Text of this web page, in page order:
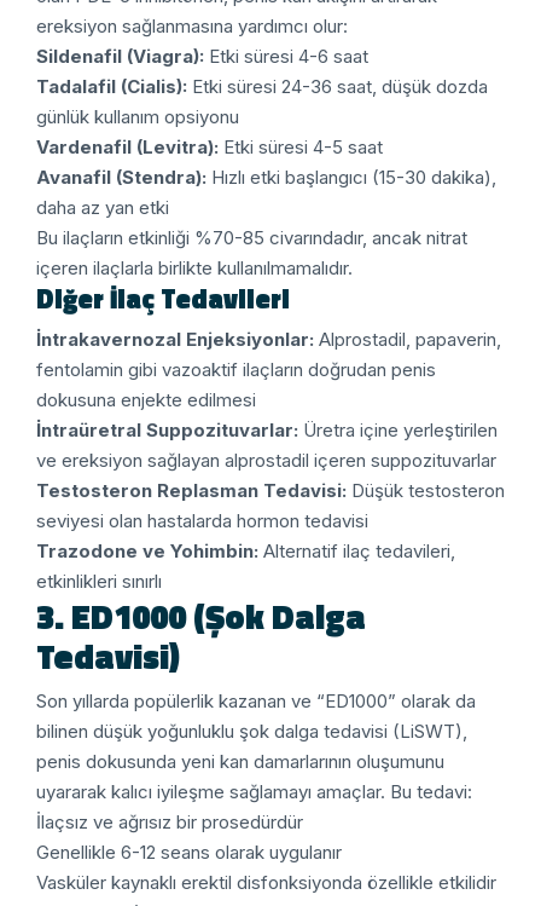
ereksiyon sağlanmasına yardımcı olur:
Sildenafil (Viagra): Etki süresi 4-6 saat
Tadalafil (Cialis): Etki süresi 24-36 saat, düşük dozda
günlük kullanım opsiyonu
Vardenafil (Levitra): Etki süresi 4-5 saat
Avanafil (Stendra): Hızlı etki başlangıcı (15-30 dakika),
daha az yan etki
Bu ilaçların etkinliği %70-85 civarındadır, ancak nitrat
içeren ilaçlarla birlikte kullanılmamalıdır.
Diğer İlaç Tedavileri
İntrakavernozal Enjeksiyonlar: Alprostadil, papaverin,
fentolamin gibi vazoaktif ilaçların doğrudan penis
dokusuna enjekte edilmesi
İntraüretral Suppozituvarlar: Üretra içine yerleştirilen
ve ereksiyon sağlayan alprostadil içeren suppozituvarlar
Testosteron Replasman Tedavisi: Düşük testosteron
seviyesi olan hastalarda hormon tedavisi
Trazodone ve Yohimbin: Alternatif ilaç tedavileri,
etkinlikleri sınırlı
3. ED1000 (Şok Dalga
Tedavisi)
Son yıllarda popülerlik kazanan ve “ED1000” olarak da
bilinen düşük yoğunluklu şok dalga tedavisi (LiSWT),
penis dokusunda yeni kan damarlarının oluşumunu
uyararak kalıcı iyileşme sağlamayı amaçlar. Bu tedavi:
İlaçsız ve ağrısız bir prosedürdür
Genellikle 6-12 seans olarak uygulanır
Vasküler kaynaklı erektil disfonksiyonda özellikle etkilidir